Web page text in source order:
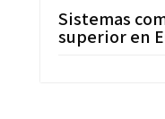
Sistemas
superior en